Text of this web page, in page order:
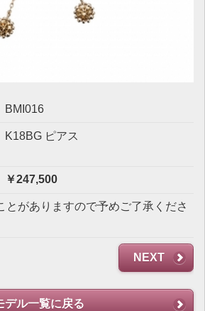
BMI016
K18BG ピアス
￥247,500
がありますので予めご了承くださ
NEXT
デル一覧に戻る